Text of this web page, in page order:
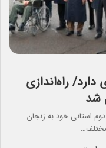
راه‌اندازی
شد‌
استانی خود به زنجان